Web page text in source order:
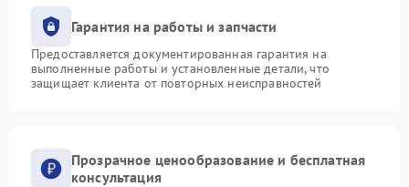
Гарантия на работы и запчасти
Предоставляется документированная гарантия на
выполненные работы и установленные детали, что
защищает клиента от повторных неисправностей
Прозрачное ценообразование и бесплатная
консультация